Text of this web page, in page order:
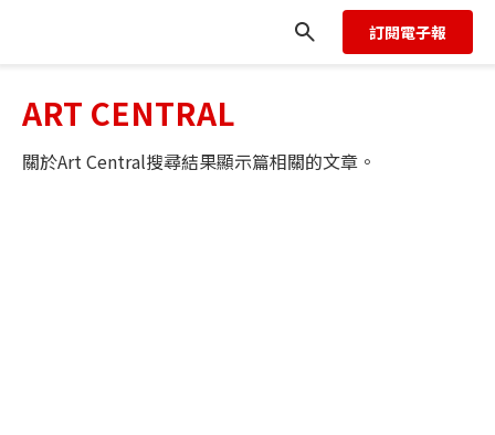
訂閱電子報
ART CENTRAL
關於Art Central搜尋結果顯示篇相關的文章。